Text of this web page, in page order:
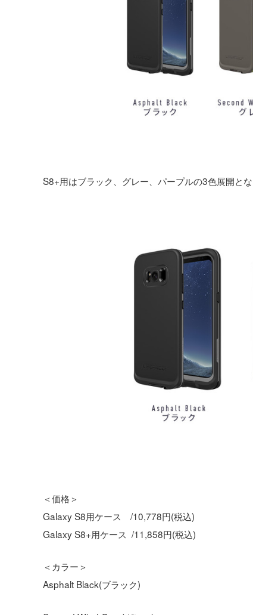
S8+用はブラック、グレー、パープルの3色展開とな
＜価格＞
Galaxy S8用ケース /10,778円(税込)
Galaxy S8+用ケース /11,858円(税込)
＜カラー＞
Asphalt Black(ブラック)